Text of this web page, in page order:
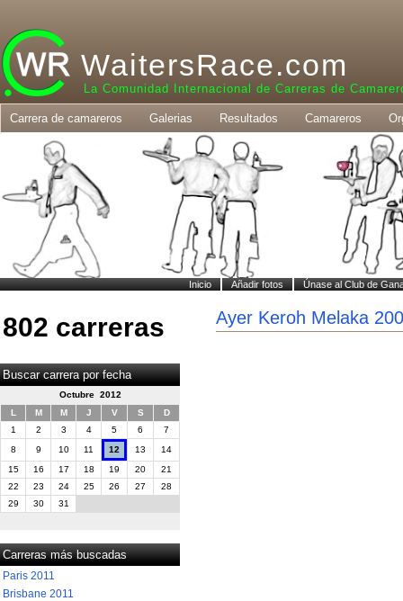
WaitersRace.com
La Comunidad Internacional de Carreras de
Carrera de camareros Galerias Resultados Camareros
Inicio Añadir fotos Únase al Club de
802 carreras
Buscar carrera por fecha
Octubre 2012
L
M M J V S
D
1
2 3 4 5 6
7
8
9 10 11 12 13
14
15
16 17 18 19 20
21
22
23 24 25 26 27
28
29
30 31
Carreras más buscadas
Paris 2011
Brisbane 2011
Ayer Keroh Melaka